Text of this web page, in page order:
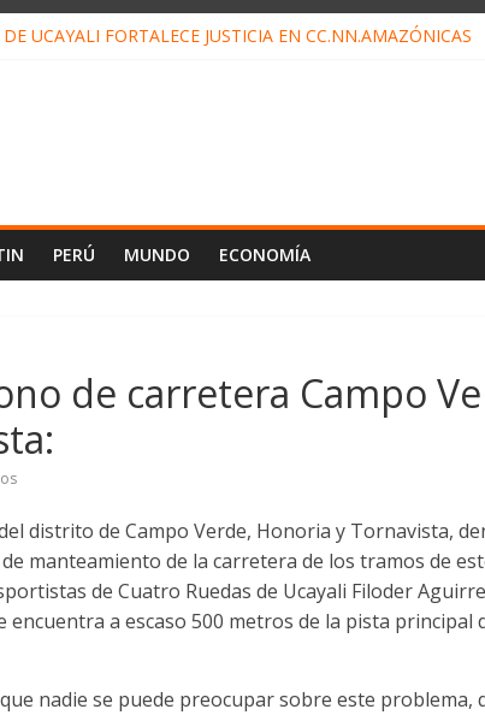
UCAYALI FORTALECE JUSTICIA EN CC.NN.AMAZÓNICAS
PERÚ MUNDO ECONOMÍA
de carretera Campo
distrito de Campo Verde, Honoria y Tornavista,
manteamiento de la carretera de los tramos de
de Cuatro Ruedas de Ucayali Filoder
a escaso 500 metros de la pista principal
nadie se puede preocupar sobre este problema,